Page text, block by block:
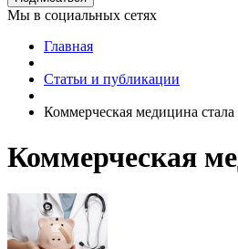
Мы в социальных сетях
Главная
Статьи и публикации
Коммерческая медицина
Коммерческая